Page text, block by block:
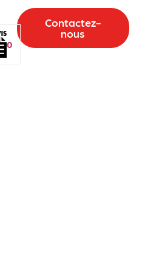
0
Contactez-
nous